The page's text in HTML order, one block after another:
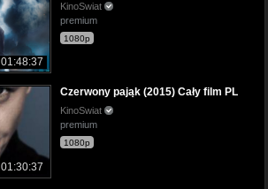
01:48:37
KinoSwiat
premium
1080p
01:30:37
Czerwony pająk (2015) Cały film PL
KinoSwiat
premium
1080p